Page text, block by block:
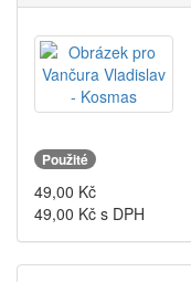
Použité
49,00 Kč
49,00 Kč s DPH